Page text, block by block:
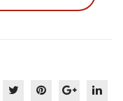
lho